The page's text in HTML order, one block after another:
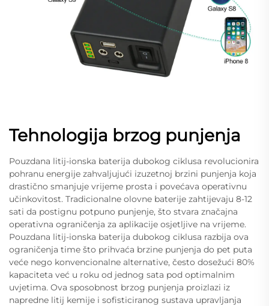
Tehnologija brzog punjenja
Pouzdana litij-ionska baterija dubokog ciklusa revolucionira
pohranu energije zahvaljujući izuzetnoj brzini punjenja koja
drastično smanjuje vrijeme prosta i povećava operativnu
učinkovitost. Tradicionalne olovne baterije zahtijevaju 8-12
sati da postignu potpuno punjenje, što stvara značajna
operativna ograničenja za aplikacije osjetljive na vrijeme.
Pouzdana litij-ionska baterija dubokog ciklusa razbija ova
ograničenja time što prihvaća brzine punjenja do pet puta
veće nego konvencionalne alternative, često dosežući 80%
kapaciteta već u roku od jednog sata pod optimalnim
uvjetima. Ova sposobnost brzog punjenja proizlazi iz
napredne litij kemije i sofisticiranog sustava upravljanja